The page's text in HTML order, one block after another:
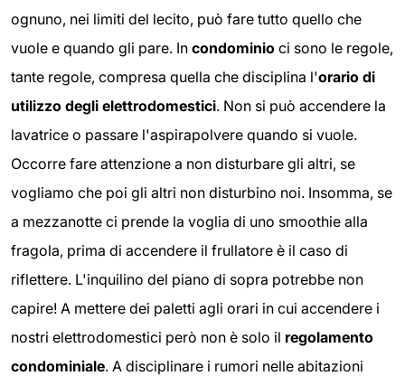
ognuno, nei limiti del lecito, può fare tutto quello che
vuole e quando gli pare. In condominio ci sono le regole,
tante regole, compresa quella che disciplina l'orario di
utilizzo degli elettrodomestici. Non si può accendere la
lavatrice o passare l'aspirapolvere quando si vuole.
Occorre fare attenzione a non disturbare gli altri, se
vogliamo che poi gli altri non disturbino noi. Insomma, se
a mezzanotte ci prende la voglia di uno smoothie alla
fragola, prima di accendere il frullatore è il caso di
riflettere. L'inquilino del piano di sopra potrebbe non
capire! A mettere dei paletti agli orari in cui accendere i
nostri elettrodomestici però non è solo il regolamento
condominiale. A disciplinare i rumori nelle abitazioni